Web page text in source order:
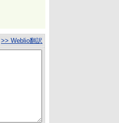
>> Weblio翻訳